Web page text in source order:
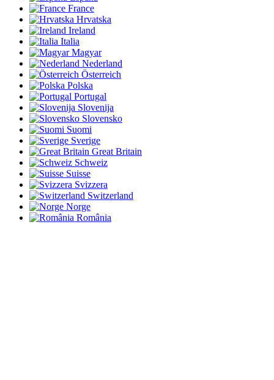
France
Hrvatska
Ireland
Italia
Magyar
Nederland
Österreich
Polska
Portugal
Slovenija
Slovensko
Suomi
Sverige
Great Britain
Schweiz
Suisse
Svizzera
Switzerland
Norge
România